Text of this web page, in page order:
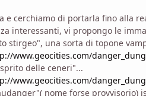
e cerchiamo di portarla fino alla
interessanti, vi propongo le
stirgeo", una sorta di topone
www.geocities.com/
delle ceneri"...
www.geocities.com/
nome forse